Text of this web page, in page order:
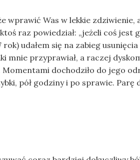
wprawić Was w lekkie
raz powiedział: „jeżeli coś jest
udałem się na zabieg
mnie przyprawiał, a raczej
dochodziło do jego
pół godziny i po sprawie. Parę